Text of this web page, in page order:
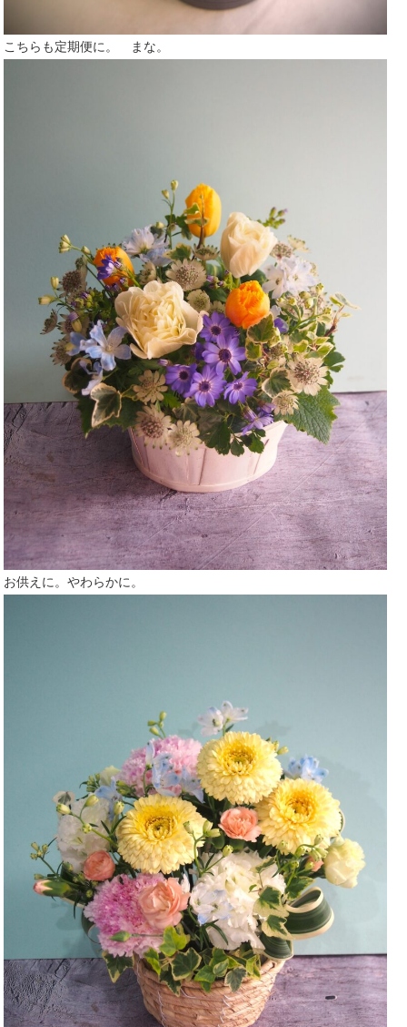
こちらも定期便に。 まな。
お供えに。やわらかに。